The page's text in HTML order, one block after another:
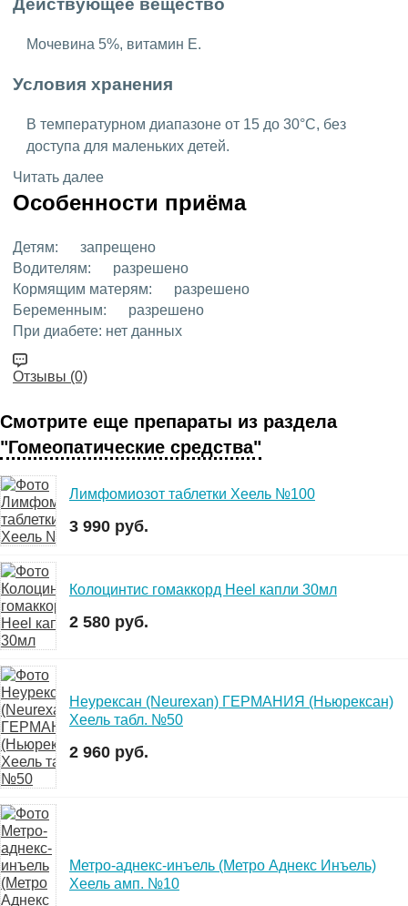
Действующее вещество
Мочевина 5%, витамин Е.
Условия хранения
В температурном диапазоне от 15 до 30°C, без
доступа для маленьких детей.
Читать далее
Особенности приёма
Детям:
запрещено
Водителям:
разрешено
Кормящим матерям:
разрешено
Беременным:
разрешено
При диабете: нет данных
Отзывы (0)
Смотрите еще препараты из раздела
"Гомеопатические средства"
Лимфомиозот таблетки Хеель №100
3 990 руб.
Колоцинтис гомаккорд Heel капли 30мл
2 580 руб.
Неурексан (Neurexan) ГЕРМАНИЯ (Ньюрексан)
Хеель табл. №50
2 960 руб.
Метро-аднекс-инъель (Метро Аднекс Инъель)
Хеель амп. №10